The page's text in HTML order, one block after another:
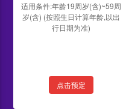
适用条件:年龄19周岁(含)~59周
岁(含) (按照生日计算年龄,以出
行日期为准)
点击预定